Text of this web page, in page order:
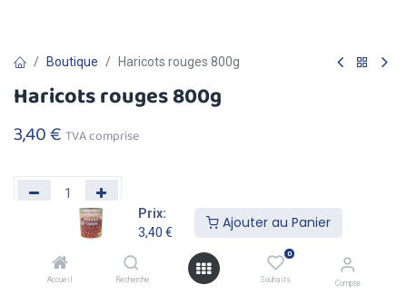
Prix:
3,40 €
Ajouter au Panier
Accueil Recherche
0
Souhaits Compte
Boutique Haricots rouges 800g
Haricots rouges 800g
3,40€ TVA comprise
Ajouter au
Panier
Maintenant